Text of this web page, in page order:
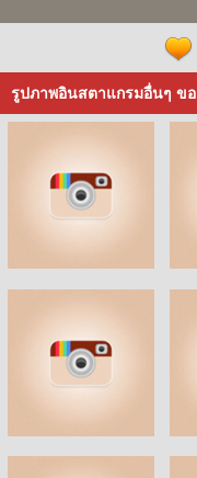
รูปภาพอินสตาแกรมอื่นๆ ข